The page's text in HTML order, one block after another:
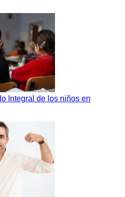
Integral de los niños en